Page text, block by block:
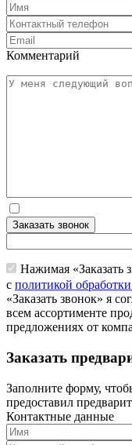
Комментарий
Заказать звонок
Нажимая «Заказать
с политикой
«Заказать звонок» я
всем ассортименте
предложениях от
Заказать
Заполните форму,
предоставил
Контактные данные